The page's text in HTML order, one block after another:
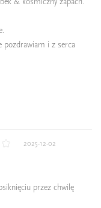
pozdrawiam i z serca
2025-12-02
przez chwilę